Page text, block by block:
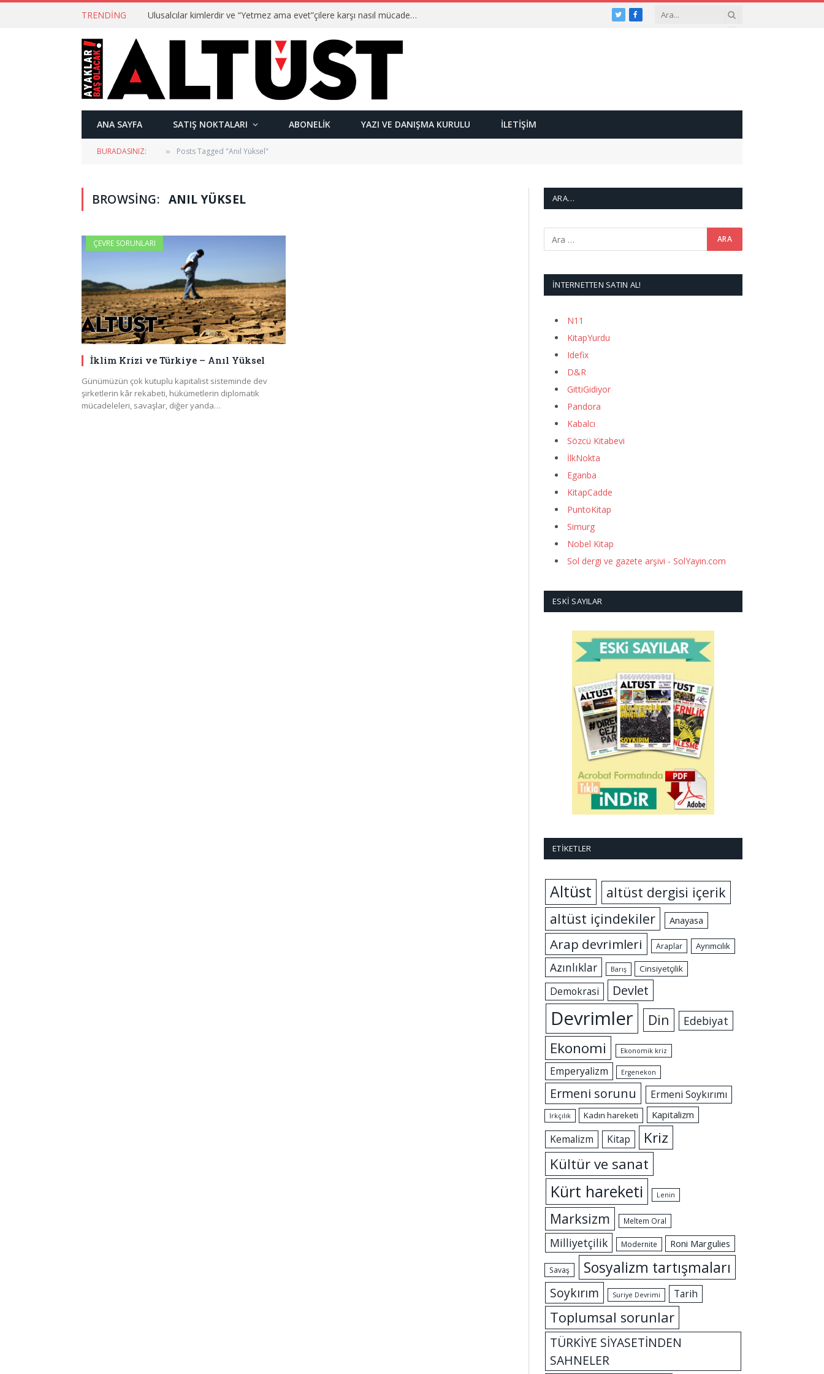
TRENDING Ulusalcılar kimlerdir ve “Yetmez ama evet”çilere karşı nasıl mücadele ederler? TwitterFacebook
ANA SAYFA SATIŞ NOKTALARI ABONELIK YAZI VE DANIŞMA KURULU İLETIŞIM
BURADASINIZ: » Posts Tagged "Anıl Yüksel"
BROWSING: ANIL YÜKSEL
ÇEVRE SORUNLARI
İklim Krizi ve Türkiye – Anıl Yüksel
Günümüzün çok kutuplu kapitalist sisteminde dev
şirketlerin kâr rekabeti, hükümetlerin diplomatik
mücadeleleri, savaşlar, diğer yanda…
ARA…
İNTERNETTEN SATIN AL!
N11
KitapYurdu
Idefix
D&R
GittiGidiyor
Pandora
Kabalcı
Sözcü Kitabevi
İlkNokta
Eganba
KitapCadde
PuntoKitap
Simurg
Nobel Kitap
Sol dergi ve gazete arşivi - SolYayin.com
ESKI SAYILAR
ETIKETLER
Altüst
altüst dergisi içerik
altüst içindekiler
Anayasa
Arap devrimleri Araplar Ayrımcılık
Azınlıklar Barış Cinsiyetçilik
Demokrasi Devlet
Devrimler Din Edebiyat
Ekonomi Ekonomik kriz
Emperyalizm Ergenekon
Ermeni sorunu Ermeni Soykırımı
Irkçılık Kadın hareketi Kapitalizm
Kemalizm Kitap
Kriz
Kültür ve sanat
Kürt hareketi Lenin
Marksizm Meltem Oral
Milliyetçilik Modernite Roni Margulies
Savaş Sosyalizm tartışmaları
Soykırım Suriye Devrimi Tarih
Toplumsal sorunlar
TÜRKİYE SİYASETİNDEN
SAHNELER